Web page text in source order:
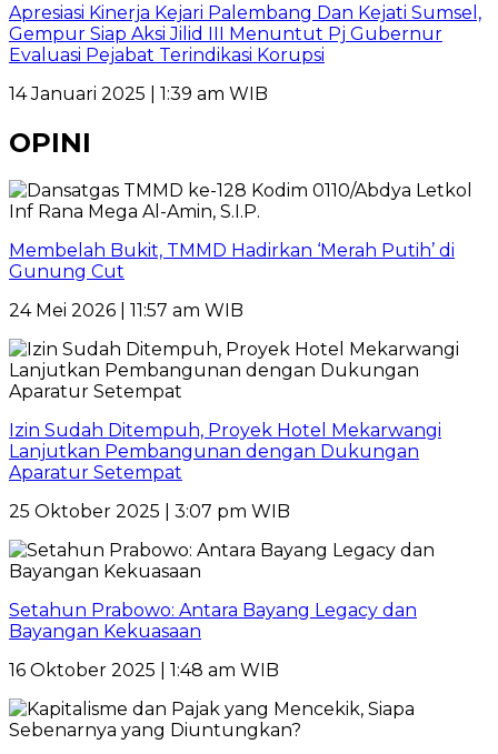
Apresiasi Kinerja Kejari Palembang Dan Kejati Sumsel,
Gempur Siap Aksi Jilid III Menuntut Pj Gubernur
Evaluasi Pejabat Terindikasi Korupsi
14 Januari 2025 | 1:39 am WIB
OPINI
Membelah Bukit, TMMD Hadirkan ‘Merah Putih’ di
Gunung Cut
24 Mei 2026 | 11:57 am WIB
Izin Sudah Ditempuh, Proyek Hotel Mekarwangi
Lanjutkan Pembangunan dengan Dukungan
Aparatur Setempat
25 Oktober 2025 | 3:07 pm WIB
Setahun Prabowo: Antara Bayang Legacy dan
Bayangan Kekuasaan
16 Oktober 2025 | 1:48 am WIB